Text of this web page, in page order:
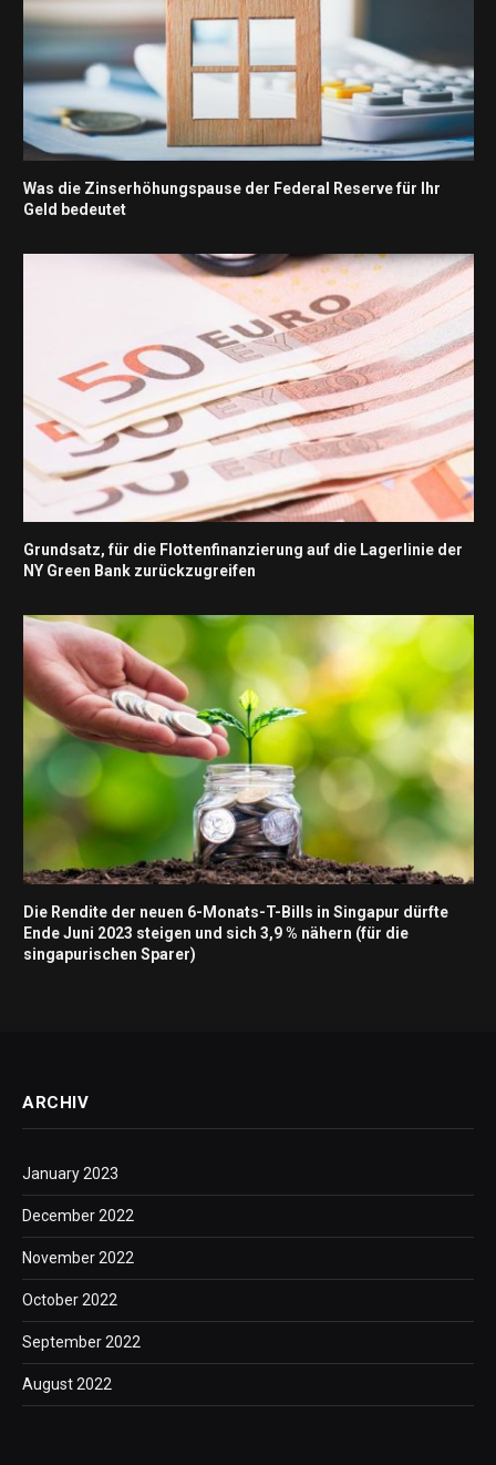
Was die Zinserhöhungspause der Federal Reserve für Ihr
Geld bedeutet
Grundsatz, für die Flottenfinanzierung auf die Lagerlinie der
NY Green Bank zurückzugreifen
Die Rendite der neuen 6-Monats-T-Bills in Singapur dürfte
Ende Juni 2023 steigen und sich 3,9 % nähern (für die
singapurischen Sparer)
ARCHIV
January 2023
December 2022
November 2022
October 2022
September 2022
August 2022